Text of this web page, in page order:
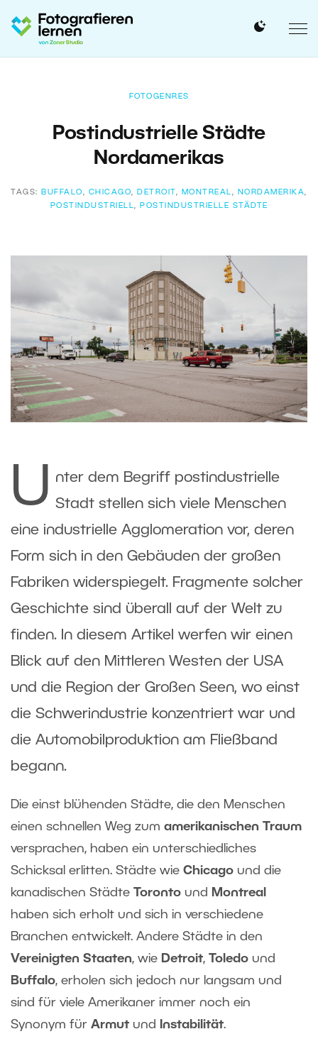
FOTOGENRES
Postindustrielle Städte
Nordamerikas
TAGS: BUFFALO , CHICAGO, DETROIT , MONTREAL , NORDAMERIKA,
POSTINDUSTRIELL, POSTINDUSTRIELLE STÄDTE
U nter dem Begriff postindustrielle
Stadt stellen sich viele Menschen
eine industrielle Agglomeration vor, deren
Form sich in den Gebäuden der großen
Fabriken widerspiegelt. Fragmente solcher
Geschichte sind überall auf der Welt zu
finden. In diesem Artikel werfen wir einen
Blick auf den Mittleren Westen der USA
und die Region der Großen Seen, wo einst
die Schwerindustrie konzentriert war und
die Automobilproduktion am Fließband
begann.
Die einst blühenden Städte, die den Menschen
einen schnellen Weg zum amerikanischen Traum
versprachen, haben ein unterschiedliches
Schicksal erlitten. Städte wie Chicago und die
kanadischen Städte Toronto und
Montreal
haben sich erholt und sich in verschiedene
Branchen entwickelt. Andere Städte in den
Vereinigten Staaten, wie Detroit, Toledo und
Buffalo, erholen sich jedoch nur langsam und
sind für viele Amerikaner immer noch ein
Synonym für Armut und Instabilität.